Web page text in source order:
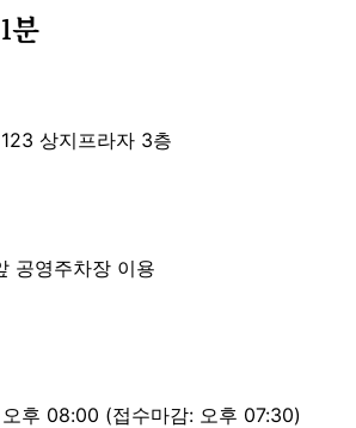
분
상지프라자 3층
공영주차장 이용
후 08:00 (접수마감: 오후 07:30)